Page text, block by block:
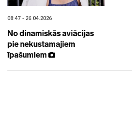
08:47 - 26.04.2026
No dinamiskās aviācijas
pie nekustamajiem
īpašumiem